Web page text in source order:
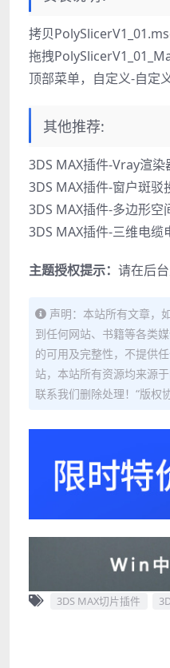
拷贝
拖拽
顶部菜单，自定义-自定
其他推荐:
3DS MAX插件-Vray渲
3DS MAX插件-窗户斑
3DS MAX插件-多边形
3DS MAX插件-三维电
主题授权提示： 请在后
声明：本站所有文章，
到任何网站、书籍等各类
的可用及完整性，不提供
站，本站所有资源均来源
联系我们删除处理！“版
3DS MAX切片插件